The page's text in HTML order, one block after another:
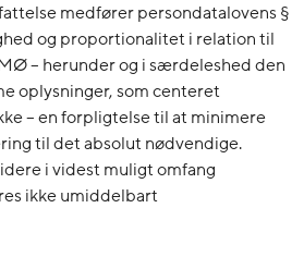
medfører persondatalovens §
og proportionalitet i relation til
– herunder og i særdeleshed den
oplysninger, som centeret
– en forpligtelse til at minimere
til det absolut nødvendige.
i videst muligt omfang
ikke umiddelbart